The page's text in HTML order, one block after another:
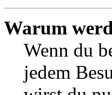
Warum
Wenn du
jedem